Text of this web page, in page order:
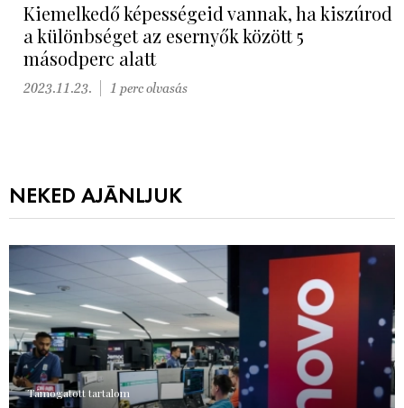
Kiemelkedő képességeid vannak, ha kiszúrod
a különbséget az esernyők között 5
másodperc alatt
2023.11.23. 1 perc olvasás
NEKED AJÁNLJUK
Támogatott tartalom